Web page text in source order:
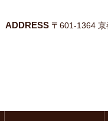
ADDRESS 〒601-1364